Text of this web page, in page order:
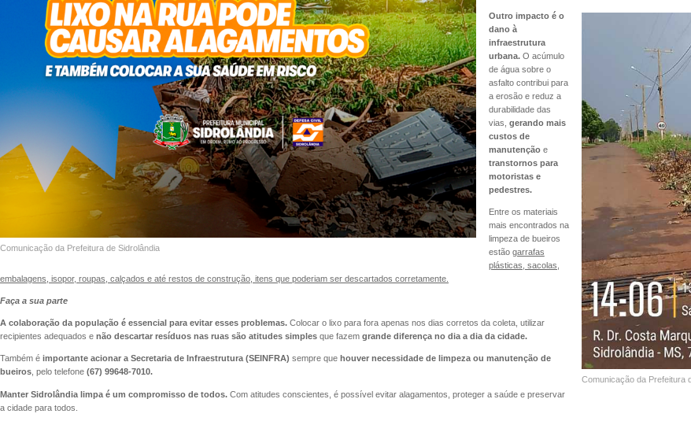
Comunicação da Prefeitura de Sidrolândia
Comunicação da Prefeitura
Outro impacto é o
dano à
infraestrutura
urbana. O acúmulo
de água sobre o
asfalto contribui para
a erosão e reduz a
durabilidade das
vias, gerando mais
custos de
manutençãoe
transtornos para
motoristas e
pedestres.
Entre os materiais
mais encontrados na
limpeza de bueiros
estão garrafas
plásticas, sacolas,
embalagens, isopor, roupas, calçados e até restos de construção, itens que poderiam ser descartados corretamente.
Faça a sua parte
A colaboração da população é essencial para evitar esses problemas. Colocar o lixo para fora apenas nos dias corretos da coleta, utilizar
recipientes adequados e não descartar resíduos nas ruas são atitudes simples que fazem grande diferença no dia a dia da cidade.
Também é importante acionar a Secretaria de Infraestrutura (SEINFRA) sempre que houver necessidade de limpeza ou manutenção de
bueiros , pelo telefone (67) 99648-7010.
Manter Sidrolândia limpa é um compromisso de todos. Com atitudes conscientes, é possível evitar alagamentos, proteger a saúde e preservar
a cidade para todos.